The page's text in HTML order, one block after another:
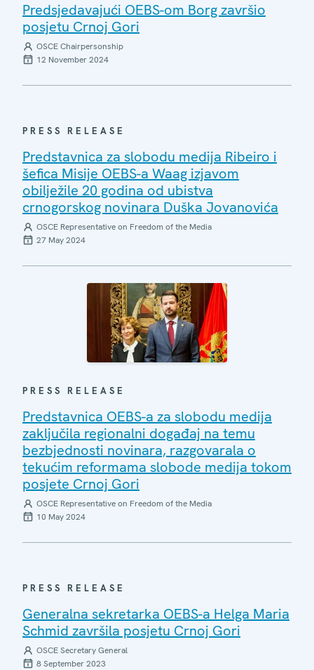
Predsjedavajući OEBS-om Borg završio
posjetu Crnoj Gori
OSCE Chairpersonship
12 November 2024
PRESS RELEASE
Predstavnica za slobodu medija Ribeiro i
šefica Misije OEBS-a Waag izjavom
obilježile 20 godina od ubistva
crnogorskog novinara Duška Jovanovića
OSCE Representative on Freedom of the Media
27 May 2024
PRESS RELEASE
Predstavnica OEBS-a za slobodu medija
zaključila regionalni događaj na temu
bezbjednosti novinara, razgovarala o
tekućim reformama slobode medija tokom
posjete Crnoj Gori
OSCE Representative on Freedom of the Media
10 May 2024
PRESS RELEASE
Generalna sekretarka OEBS-a Helga Maria
Schmid završila posjetu Crnoj Gori
OSCE Secretary General
8 September 2023